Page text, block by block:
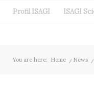
Profil ISAGI ISAGI
You are here: Home / News /